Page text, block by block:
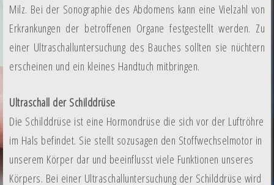
Milz. Bei der Sonographie des Abdomens kann eine Vielzahl von
Erkrankungen der betroffenen Organe festgestellt werden. Zu
einer Ultraschalluntersuchung des Bauches sollten sie nüchtern
erscheinen und ein kleines Handtuch mitbringen.
Ultraschall der Schilddrüse
Die Schilddrüse ist eine Hormondrüse die sich vor der Luftröhre
im Hals befindet. Sie stellt sozusagen den Stoffwechselmotor in
unserem Körper dar und beeinflusst viele Funktionen unseres
Körpers. Bei einer Ultraschalluntersuchung der Schilddrüse wird